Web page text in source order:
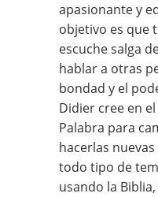
apasionante y
objetivo es que
escuche salga
hablar a otras
bondad y el
Didier cree en
Palabra para
hacerlas nuevas
todo tipo de
usando la